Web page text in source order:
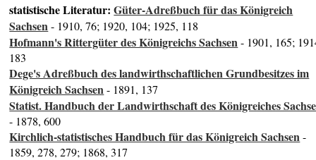
statistische Literatur:Güter-Adreßbuch für das Königreich
Sachsen- 1910, 76; 1920, 104; 1925, 118
Hofmann's Rittergüter des Königreichs Sachsen- 1901, 165;
183
Dege's Adreßbuch des landwirthschaftlichen Grundbesitzes im
Königreich Sachsen- 1891, 137
Statist. Handbuch der Landwirthschaft des Königreiches
- 1878, 600
Kirchlich-statistisches Handbuch für das Königreich Sachsen-
1859, 278, 279; 1868, 317